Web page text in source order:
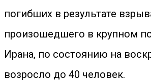
погибших в результате
произошедшего в крупном
Ирана, по состоянию на
возросло до 40 человек.